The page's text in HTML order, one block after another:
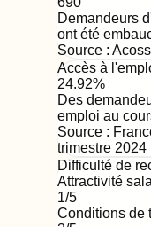
Demandeurs
ont été
Source :
Accès à
24.92%
Des
emploi au
Source :
trimestre 2024
Difficulté de
Attractivité
1/5
Conditions de